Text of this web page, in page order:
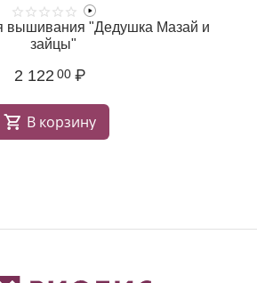
вышивания "Дедушка Мазай и
зайцы"
2 122 00 ₽
В корзину